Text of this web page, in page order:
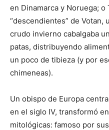
en Dinamarca y Noruega; o
“descendientes” de
crudo invierno cabalgaba
patas, distribuyendo
un poco de tibieza (y por
chimeneas).
Un obispo de Europa
en el siglo IV, transformó
mitológicas: famoso por